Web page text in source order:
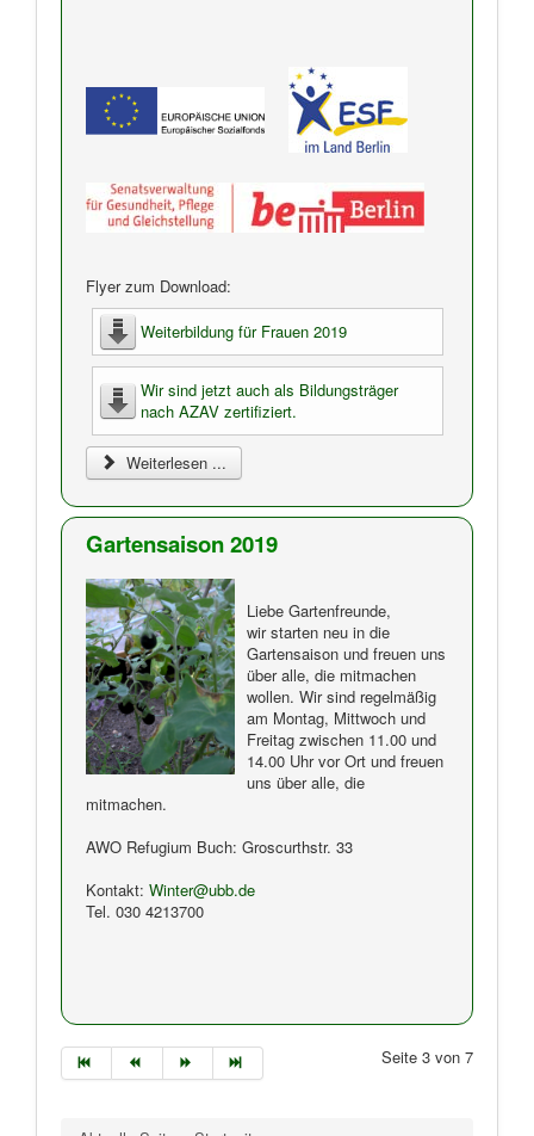
Flyer zum Download:
Weiterbildung für Frauen 2019
Wir sind jetzt auch als Bildungsträger
nach AZAV zertifiziert.
Weiterlesen ...
Gartensaison 2019
Liebe Gartenfreunde,
wir starten neu in die
Gartensaison und freuen uns
über alle, die mitmachen
wollen. Wir sind regelmäßig
am Montag, Mittwoch und
Freitag zwischen 11.00 und
14.00 Uhr vor Ort und freuen
uns über alle, die
mitmachen.
AWO Refugium Buch: Groscurthstr. 33
Kontakt: Winter@ubb.de
Tel. 030 4213700
Seite 3 von 7